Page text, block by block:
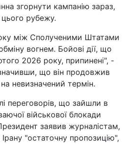
згорнути кампанію зараз,
рубежу.
між Сполученими Штатами
вогнем. Бойові дії, що
2026 року, припинені", -
що він продовжив
невизначений термін.
переговорів, що зайшли в
військової блокади
заявив журналістам,
"остаточну пропозицію",